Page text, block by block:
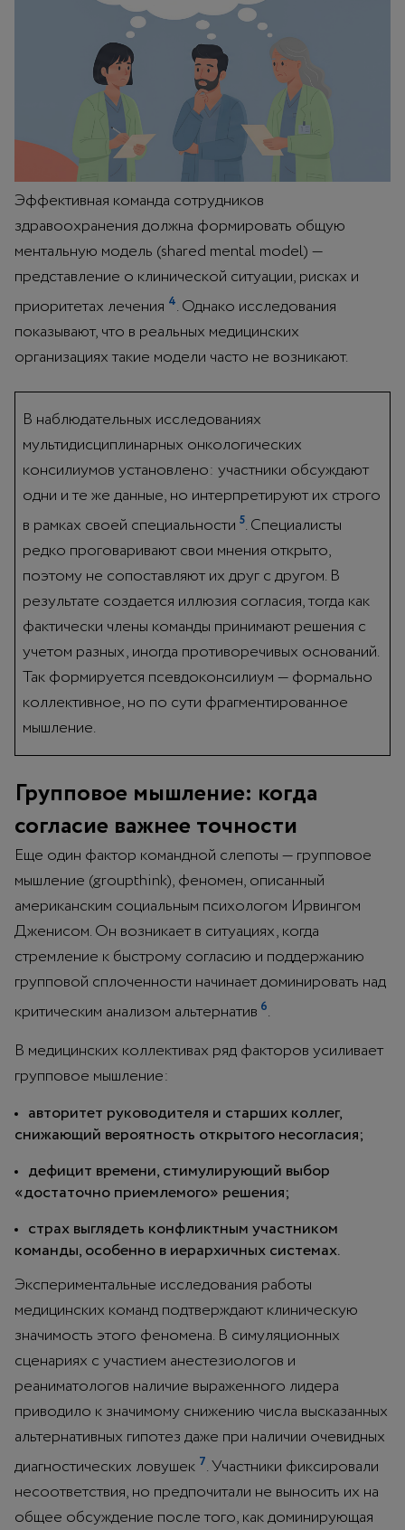
Эффективная команда сотрудников
здравоохранения должна формировать общую
ментальную модель (shared mental model) —
представление о клинической ситуации, рисках и
приоритетах лечения 4. Однако исследования
показывают, что в реальных медицинских
организациях такие модели часто не возникают.
В наблюдательных исследованиях
мультидисциплинарных онкологических
консилиумов установлено: участники обсуждают
одни и те же данные, но интерпретируют их строго
в рамках своей специальности 5. Специалисты
редко проговаривают свои мнения открыто,
поэтому не сопоставляют их друг с другом. В
результате создается иллюзия согласия, тогда как
фактически члены команды принимают решения с
учетом разных, иногда противоречивых оснований.
Так формируется псевдоконсилиум — формально
коллективное, но по сути фрагментированное
мышление.
Групповое мышление: когда
согласие важнее точности
Еще один фактор командной слепоты — групповое
мышление (groupthink), феномен, описанный
американским социальным психологом Ирвингом
Дженисом. Он возникает в ситуациях, когда
стремление к быстрому согласию и поддержанию
групповой сплоченности начинает доминировать над
критическим анализом альтернатив 6.
В медицинских коллективах ряд факторов усиливает
групповое мышление:
авторитет руководителя и старших коллег,
снижающий вероятность открытого несогласия;
дефицит времени, стимулирующий выбор
«достаточно приемлемого» решения;
страх выглядеть конфликтным участником
команды, особенно в иерархичных системах.
Экспериментальные исследования работы
медицинских команд подтверждают клиническую
значимость этого феномена. В симуляционных
сценариях с участием анестезиологов и
реаниматологов наличие выраженного лидера
приводило к значимому снижению числа высказанных
альтернативных гипотез даже при наличии очевидных
диагностических ловушек 7. Участники фиксировали
несоответствия, но предпочитали не выносить их на
общее обсуждение после того, как доминирующая